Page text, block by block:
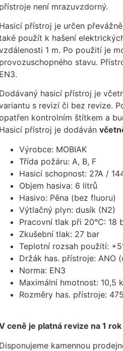
přístroje není mrazuvzdorný.
Hasicí přístroj je určen
použít k hašení
1 m. Po použití je
provozuschopného stavu.
EN3.
Dodávaný hasicí přístroj je
s revizí či bez revize.
kontrolním štítkem a
Hasicí přístroj je dodáván
Výrobce: MOBIAK
Třída požáru: A, B, F
Hasicí schopnost: 27A /
Objem hasiva: 6 litrů
Hasivo: Pěna (bez fluoru)
Výtlačný plyn: dusík (N2)
Pracovní tlak při 20°C: 18
Zkušební tlak: 27 bar
Teplotní rozsah použití:
Držák has. přístroje: ANO
Norma: EN3
Maximální hmotnost: 10,5
Rozměry has. přístroje:
ceně je platná revize na 1
Disponujeme kamennou